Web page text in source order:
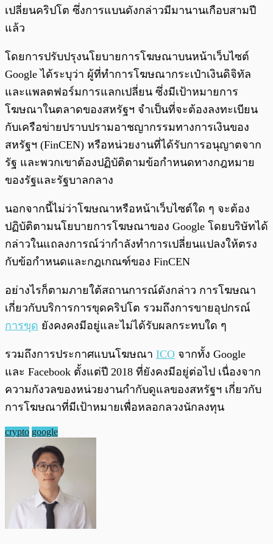
เปลี่ยนคริปโต ซึ่งการแบนดังกล่าวมีมานานเกือบสามปี
แล้ว
โดยการปรับปรุงนโยบายการโฆษณาบนหน้าเว็บไซต์
Google ได้ระบุว่า ผู้ที่ทำการโฆษณากระเป๋าเงินดิจิทัล
และแพลตฟอร์มการแลกเปลี่ยน ซึ่งมีเป้าหมายการ
โฆษณาในตลาดของสหรัฐฯ จำเป็นที่จะต้องลงทะเบียน
กับเครือข่ายปราบปรามอาชญากรรมทางการเงินของ
สหรัฐฯ (FinCEN) หรือหน่วยงานที่ได้รับการอนุญาตจาก
รัฐ และพวกเขาต้องปฏิบัติตามข้อกำหนดทางกฎหมาย
ของรัฐและรัฐบาลกลาง
นอกจากนี้ไม่ว่าโฆษณาหรือหน้าเว็บไซต์ใด ๆ จะต้อง
ปฏิบัติตามนโยบายการโฆษณาของ Google โดยบริษัทได้
กล่าวในแถลงการณ์ว่ากำลังทำการเปลี่ยนแปลงให้ตรง
กับข้อกำหนดและกฎเกณฑ์ของ FinCEN
อย่างไรก็ตามภายใต้สถานการณ์ดังกล่าว การโฆษณา
เกี่ยวกับบริการการขุดคริปโต รวมถึงการขายอุปกรณ์
การขุด ยังคงคงมีอยู่และไม่ได้รับผลกระทบใด ๆ
รวมถึงการประกาศแบนโฆษณา ICO จากทั้ง Google
และ Facebook ตั้งแต่ปี 2018 ที่ยังคงมีอยู่ต่อไป เนื่องจาก
ความกังวลของหน่วยงานกำกับดูแลของสหรัฐฯ เกี่ยวกับ
การโฆษณาที่มีเป้าหมายเพื่อหลอกลวงนักลงทุน
crypto google